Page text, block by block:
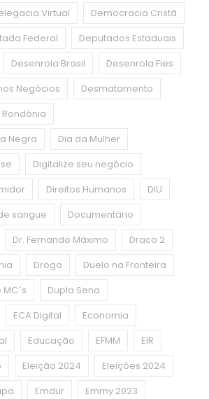
Virtual
Democracia Cristã
Federal
Deputados Estaduais
Desenrola Brasil
Desenrola Fies
Negócios
Desmatamento
Negra
Dia da Mulher
Digitalize seu negócio
Direitos Humanos
DIU
sangue
Documentário
Dr. Fernando Máximo
Draco 2
Droga
Duelo na Fronteira
Dupla Sena
ECA Digital
Economia
Educação EFMM
EIR
Eleição 2024
Eleições 2024
Emdur
Emmy 2023